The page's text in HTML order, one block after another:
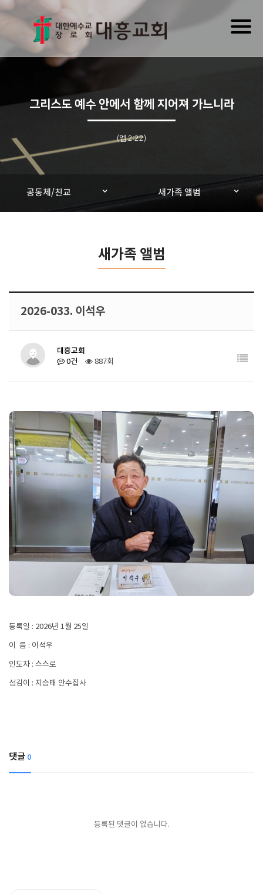
그리스도 예수 안에서 함께 지어져 가느니라
(엡 2:22)
공동체/친교 새가족 앨범
새가족 앨범
2026-033. 이석우
대흥교회
0건 887회
등록일 : 2026년 1월 25일
이 름 : 이석우
인도자 : 스스로
섬김이 : 지승태 안수집사
댓글 0
등록된 댓글이 없습니다.